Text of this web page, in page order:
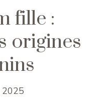
fille :
origines
2025